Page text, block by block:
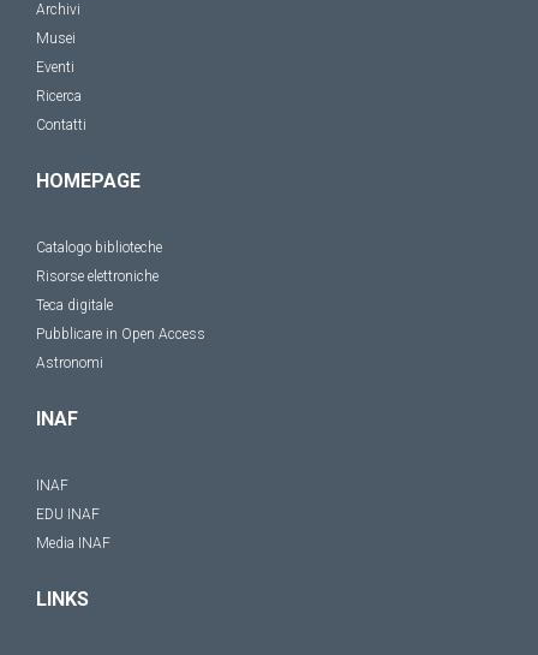
Archivi
Musei
Eventi
Ricerca
Contatti
HOMEPAGE
Catalogo biblioteche
Risorse elettroniche
Teca digitale
Pubblicare in Open Access
Astronomi
INAF
INAF
EDU INAF
Media INAF
LINKS